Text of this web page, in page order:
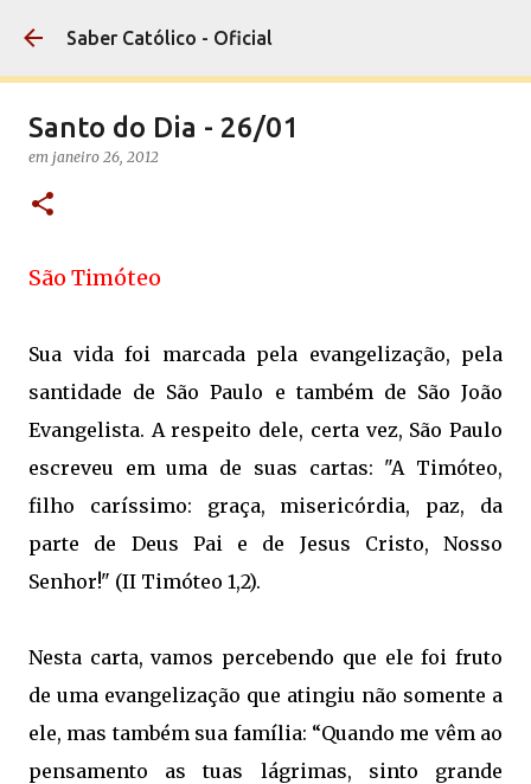
Pular para o conteúdo principal
Saber Católico - Oficial
Santo do Dia - 26/01
em janeiro 26, 2012
São Timóteo
Sua vida foi marcada pela evangelização, pela
santidade de São Paulo e também de São João
Evangelista. A respeito dele, certa vez, São Paulo
escreveu em uma de suas cartas: "A Timóteo,
filho caríssimo: graça, misericórdia, paz, da
parte de Deus Pai e de Jesus Cristo, Nosso
Senhor!" (II Timóteo 1,2).
Nesta carta, vamos percebendo que ele foi fruto
de uma evangelização que atingiu não somente a
ele, mas também sua família: “Quando me vêm ao
pensamento as tuas lágrimas, sinto grande